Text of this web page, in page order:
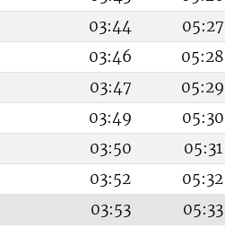
03:44 05:27
03:46 05:28
03:47 05:29
03:49 05:30
03:50 05:31
03:52 05:32
03:53 05:33